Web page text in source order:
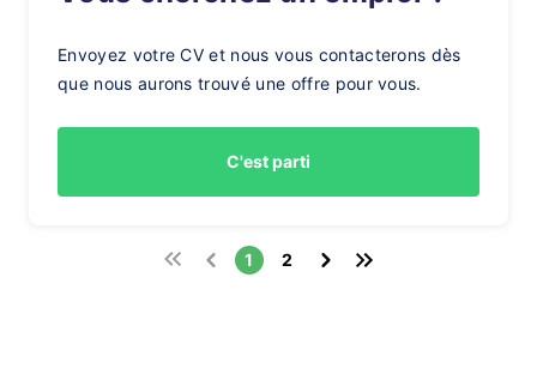
Envoyez votre CV et nous vous contacterons dès
que nous aurons trouvé une offre pour vous.
C'est parti
1 2